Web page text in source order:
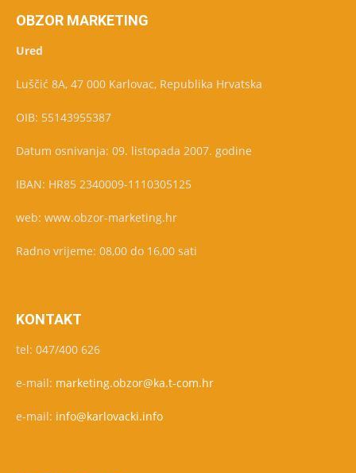
OBZOR MARKETING
Ured
Luščić 8A, 47 000 Karlovac, Republika Hrvatska
OIB: 55143955387
Datum osnivanja: 09. listopada 2007. godine
IBAN: HR85 2340009-1110305125
web: www.obzor-marketing.hr
Radno vrijeme: 08,00 do 16,00 sati
KONTAKT
tel: 047/400 626
e-mail: marketing.obzor@ka.t-com.hr
e-mail: info@karlovacki.info